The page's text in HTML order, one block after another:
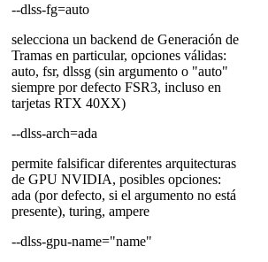
--dlss-fg=auto
selecciona un backend de Generación de
Tramas en particular, opciones válidas:
auto, fsr, dlssg (sin argumento o "auto"
siempre por defecto FSR3, incluso en
tarjetas RTX 40XX)
--dlss-arch=ada
permite falsificar diferentes arquitecturas
de GPU NVIDIA, posibles opciones:
ada (por defecto, si el argumento no está
presente), turing, ampere
--dlss-gpu-name="name"